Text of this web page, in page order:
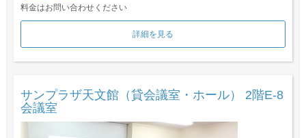
料金はお問い合わせください
詳細を見る
サンプラザ天文館（貸会議室・ホール） 2階E-8
会議室